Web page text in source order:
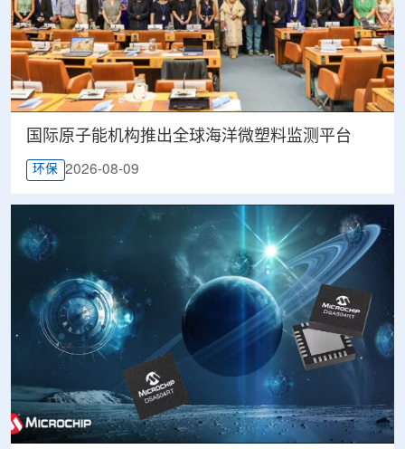
国际原子能机构推出全球海洋微塑料监测平台
环保 2026-08-09